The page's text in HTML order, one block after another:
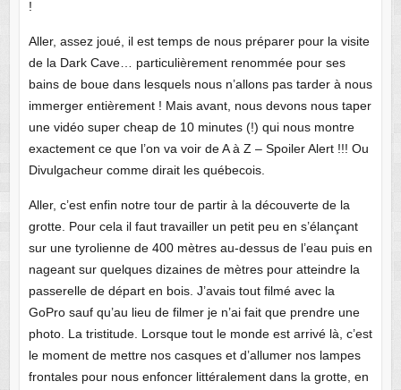
!
Aller, assez joué, il est temps de nous préparer pour la visite
de la Dark Cave… particulièrement renommée pour ses
bains de boue dans lesquels nous n’allons pas tarder à nous
immerger entièrement ! Mais avant, nous devons nous taper
une vidéo super cheap de 10 minutes (!) qui nous montre
exactement ce que l’on va voir de A à Z – Spoiler Alert !!! Ou
Divulgacheur comme dirait les québecois.
Aller, c’est enfin notre tour de partir à la découverte de la
grotte. Pour cela il faut travailler un petit peu en s’élançant
sur une tyrolienne de 400 mètres au-dessus de l’eau puis en
nageant sur quelques dizaines de mètres pour atteindre la
passerelle de départ en bois. J’avais tout filmé avec la
GoPro sauf qu’au lieu de filmer je n’ai fait que prendre une
photo. La tristitude. Lorsque tout le monde est arrivé là, c’est
le moment de mettre nos casques et d’allumer nos lampes
frontales pour nous enfoncer littéralement dans la grotte, en